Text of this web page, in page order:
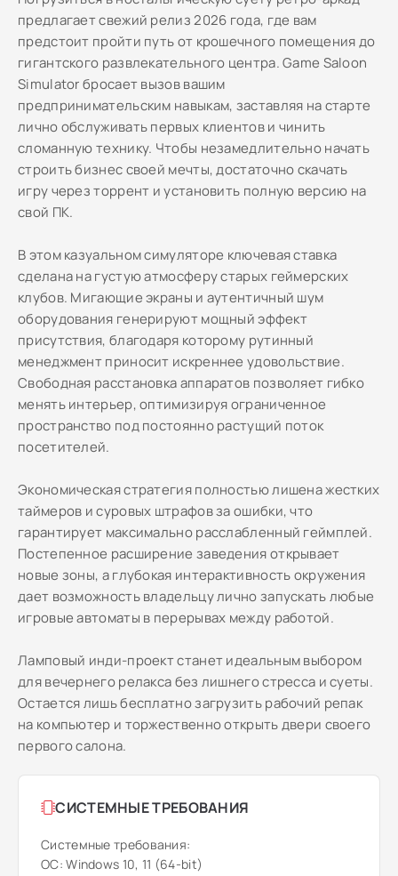
предлагает свежий релиз 2026 года, где вам
предстоит пройти путь от крошечного помещения до
гигантского развлекательного центра. Game Saloon
Simulator бросает вызов вашим
предпринимательским навыкам, заставляя на старте
лично обслуживать первых клиентов и чинить
сломанную технику. Чтобы незамедлительно начать
строить бизнес своей мечты, достаточно скачать
игру через торрент и установить полную версию на
свой ПК.
В этом казуальном симуляторе ключевая ставка
сделана на густую атмосферу старых геймерских
клубов. Мигающие экраны и аутентичный шум
оборудования генерируют мощный эффект
присутствия, благодаря которому рутинный
менеджмент приносит искреннее удовольствие.
Свободная расстановка аппаратов позволяет гибко
менять интерьер, оптимизируя ограниченное
пространство под постоянно растущий поток
посетителей.
Экономическая стратегия полностью лишена жестких
таймеров и суровых штрафов за ошибки, что
гарантирует максимально расслабленный геймплей.
Постепенное расширение заведения открывает
новые зоны, а глубокая интерактивность окружения
дает возможность владельцу лично запускать любые
игровые автоматы в перерывах между работой.
Ламповый инди-проект станет идеальным выбором
для вечернего релакса без лишнего стресса и суеты.
Остается лишь бесплатно загрузить рабочий репак
на компьютер и торжественно открыть двери своего
первого салона.
СИСТЕМНЫЕ ТРЕБОВАНИЯ
Системные требования:
ОС: Windows 10, 11 (64-bit)